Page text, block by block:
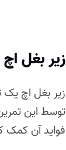
زیر بغل
زیر بغل اچ
توسط این
فواید آن کمک